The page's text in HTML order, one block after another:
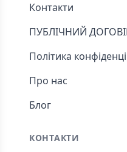
Контакти
ПУБЛІЧНИЙ
Політика
Про нас
Блог
КОНТАКТИ